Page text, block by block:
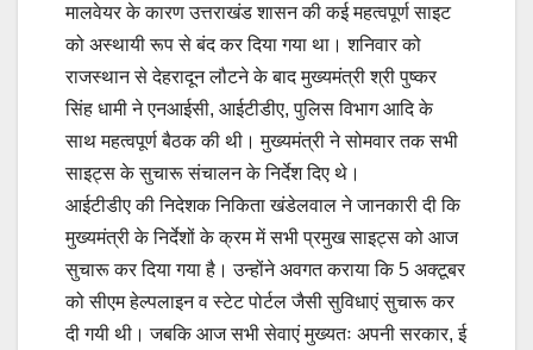
मालवेयर के कारण उत्तराखंड शासन की कई महत्वपूर्ण साइट
को अस्थायी रूप से बंद कर दिया गया था। शनिवार को
राजस्थान से देहरादून लौटने के बाद मुख्यमंत्री श्री पुष्कर
सिंह धामी ने एनआईसी, आईटीडीए, पुलिस विभाग आदि के
साथ महत्वपूर्ण बैठक की थी। मुख्यमंत्री ने सोमवार तक सभी
साइट्स के सुचारू संचालन के निर्देश दिए थे।
आईटीडीए की निदेशक निकिता खंडेलवाल ने जानकारी दी कि
मुख्यमंत्री के निर्देशों के क्रम में सभी प्रमुख साइट्स को आज
सुचारू कर दिया गया है। उन्होंने अवगत कराया कि 5 अक्टूबर
को सीएम हेल्पलाइन व स्टेट पोर्टल जैसी सुविधाएं सुचारू कर
दी गयी थी। जबकि आज सभी सेवाएं मुख्यतः अपनी सरकार, ई